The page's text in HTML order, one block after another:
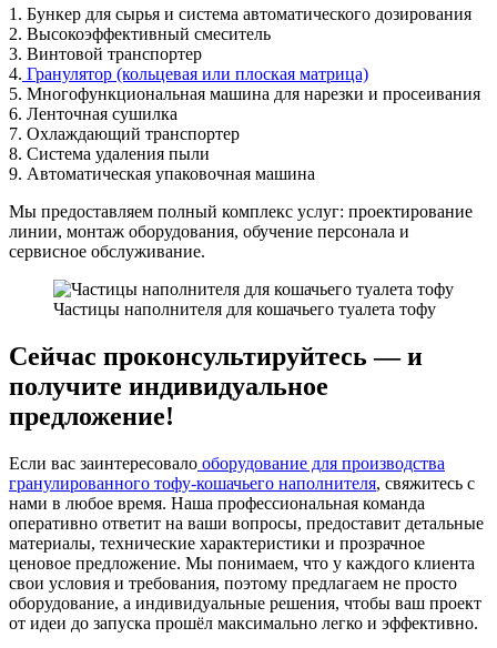
1. Бункер для сырья и система автоматического дозирования
2. Высокоэффективный смеситель
3. Винтовой транспортер
4. Гранулятор (кольцевая или плоская матрица)
5. Многофункциональная машина для нарезки и просеивания
6. Ленточная сушилка
7. Охлаждающий транспортер
8. Система удаления пыли
9. Автоматическая упаковочная машина
Мы предоставляем полный комплекс услуг: проектирование
линии, монтаж оборудования, обучение персонала и
сервисное обслуживание.
Частицы наполнителя для кошачьего туалета тофу
Сейчас проконсультируйтесь — и
получите индивидуальное
предложение!
Если вас заинтересовало оборудование для производства
гранулированного тофу-кошачьего наполнителя, свяжитесь с
нами в любое время. Наша профессиональная команда
оперативно ответит на ваши вопросы, предоставит детальные
материалы, технические характеристики и прозрачное
ценовое предложение. Мы понимаем, что у каждого клиента
свои условия и требования, поэтому предлагаем не просто
оборудование, а индивидуальные решения, чтобы ваш проект
от идеи до запуска прошёл максимально легко и эффективно.